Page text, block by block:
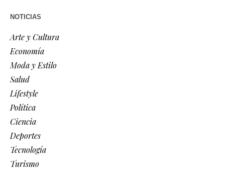
NOTICIAS
Arte y Cultura
Economía
Moda y Estilo
Salud
Lifestyle
Política
Ciencia
Deportes
Tecnología
Turismo